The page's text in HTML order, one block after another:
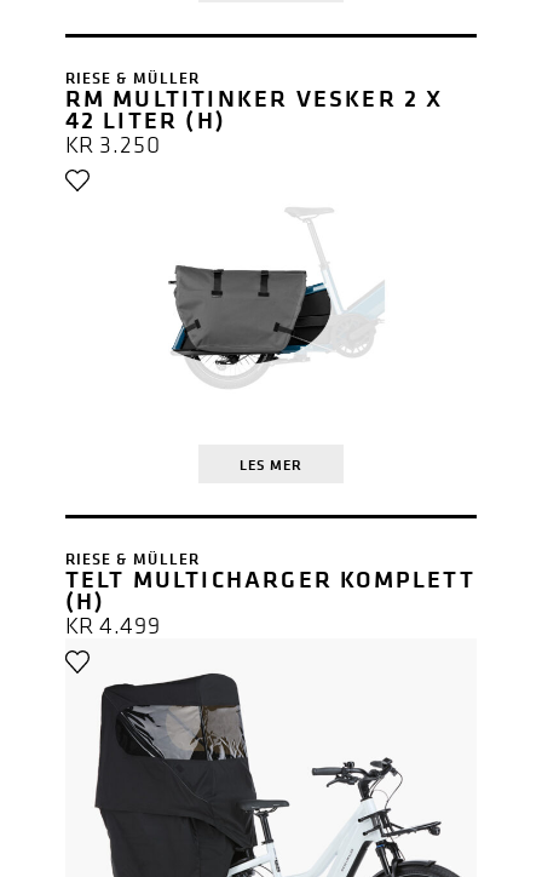
RIESE & MÜLLER
RM MULTITINKER VESKER 2 X
42 LITER (H)
KR 3.250
LES MER
RIESE & MÜLLER
TELT MULTICHARGER KOMPLETT
(H)
KR4.499